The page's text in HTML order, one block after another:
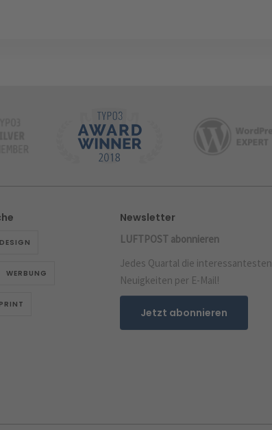
WERBUNG
PRINT
Newsletter
LUFTPOST abonnieren
Jedes Quartal die interessantesten
Neuigkeiten per E-Mail!
Jetzt abonnieren